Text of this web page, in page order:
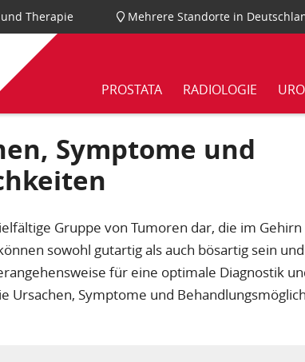
Therapie Mehrere Standorte in
PROSTATA RADIOLOGIE
Symptome und
Gruppe von Tumoren dar, die im
sowohl gutartig als auch bösartig sein und
für eine optimale Diagnostik
Ursachen, Symptome und